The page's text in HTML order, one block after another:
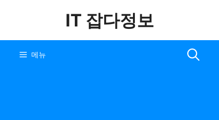
로
IT 잡다정보
메뉴